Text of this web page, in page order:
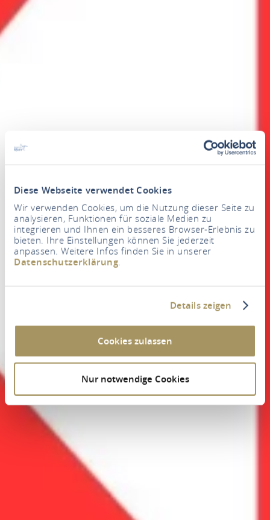
Diese Webseite verwendet Cookies
Wir verwenden Cookies, um die Nutzung dieser Seite zu
analysieren, Funktionen für soziale Medien zu
integrieren und Ihnen ein besseres Browser-Erlebnis zu
bieten. Ihre Einstellungen können Sie jederzeit
anpassen. Weitere Infos finden Sie in unserer
Datenschutzerklärung.
Details zeigen
Cookies zulassen
Nur notwendige Cookies